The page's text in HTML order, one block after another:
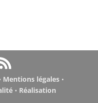
Mentions légales •
• Réalisation